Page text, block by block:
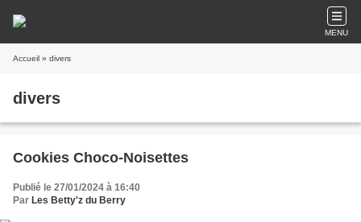
MENU
Accueil » divers
divers
Cookies Choco-Noisettes
Publié le 27/01/2024 à 16:40
Par Les Betty'z du Berry